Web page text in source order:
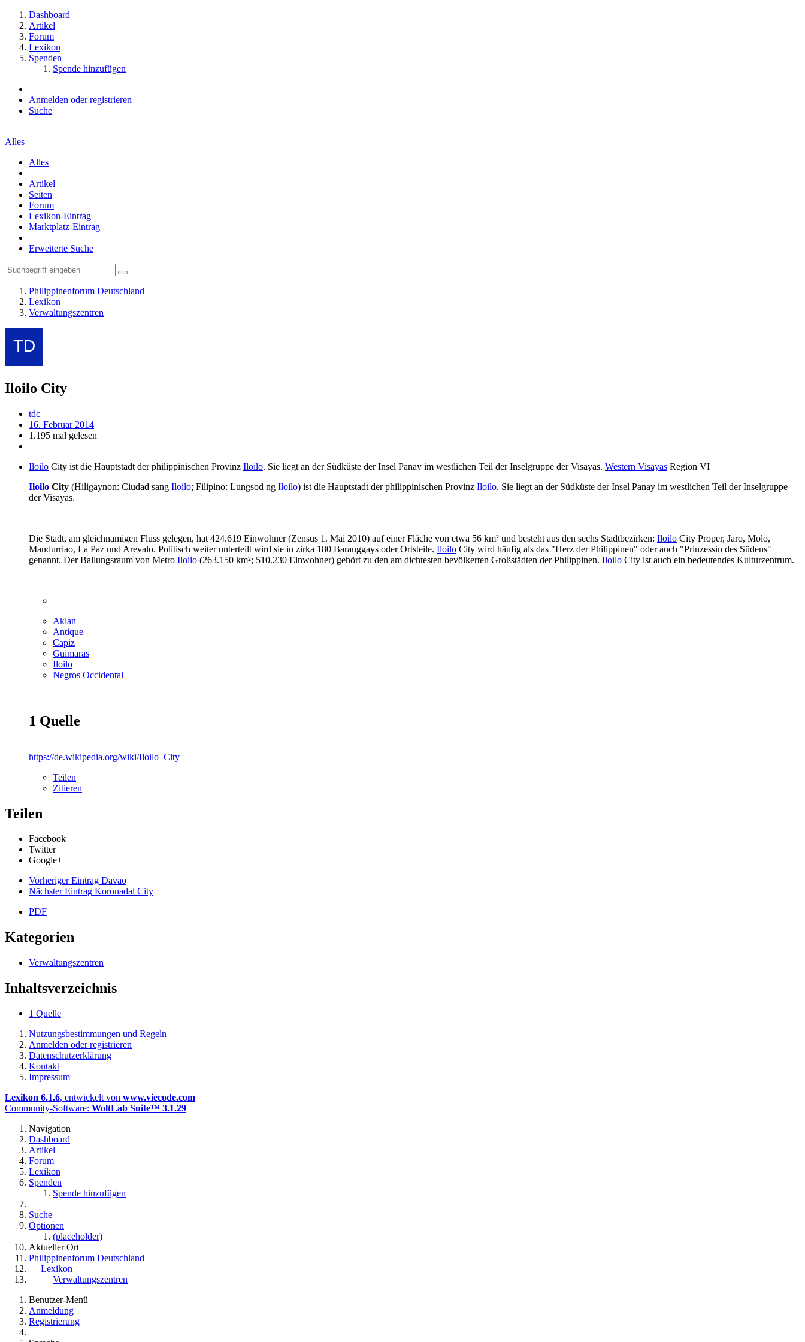
Dashboard
Artikel
Forum
Lexikon
Spenden
Spende hinzufügen
Anmelden oder registrieren
Suche
Alles
Alles
Artikel
Seiten
Forum
Lexikon-Eintrag
Marktplatz-Eintrag
Erweiterte Suche
Philippinenforum Deutschland
Lexikon
Verwaltungszentren
Iloilo City
tdc
16. Februar 2014
1.195 mal gelesen
Iloilo City ist die Hauptstadt der philippinischen Provinz Iloilo. Sie liegt an der Südküste der Insel Panay im westlichen Teil der Inselgruppe der Visayas. Western Visayas Region VI
Iloilo City (Hiligaynon: Ciudad sang Iloilo; Filipino: Lungsod ng Iloilo) ist die Hauptstadt der philippinischen Provinz Iloilo. Sie liegt an der Südküste der Insel Panay im westlichen Teil der Inselgruppe
der Visayas.
Die Stadt, am gleichnamigen Fluss gelegen, hat 424.619 Einwohner (Zensus 1. Mai 2010) auf einer Fläche von etwa 56 km² und besteht aus den sechs Stadtbezirken: Iloilo City Proper, Jaro, Molo,
Mandurriao, La Paz und Arevalo. Politisch weiter unterteilt wird sie in zirka 180 Baranggays oder Ortsteile. Iloilo City wird häufig als das "Herz der Philippinen" oder auch "Prinzessin des Südens"
genannt. Der Ballungsraum von Metro Iloilo (263.150 km²; 510.230 Einwohner) gehört zu den am dichtesten bevölkerten Großstädten der Philippinen. Iloilo City ist auch ein bedeutendes Kulturzentrum.
Aklan
Antique
Capiz
Guimaras
Iloilo
Negros Occidental
1 Quelle
https://de.wikipedia.org/wiki/Iloilo_City
Teilen
Zitieren
Teilen
Facebook
Twitter
Google+
Vorheriger Eintrag Davao
Nächster Eintrag Koronadal City
PDF
Kategorien
Verwaltungszentren
Inhaltsverzeichnis
1 Quelle
Nutzungsbestimmungen und Regeln
Anmelden oder registrieren
Datenschutzerklärung
Kontakt
Impressum
Lexikon 6.1.6, entwickelt von www.viecode.com
Community-Software: WoltLab Suite™ 3.1.29
Navigation
Dashboard
Artikel
Forum
Lexikon
Spenden
Spende hinzufügen
Suche
Optionen
(placeholder)
Aktueller Ort
Philippinenforum Deutschland
Lexikon
Verwaltungszentren
Benutzer-Menü
Anmeldung
Registrierung